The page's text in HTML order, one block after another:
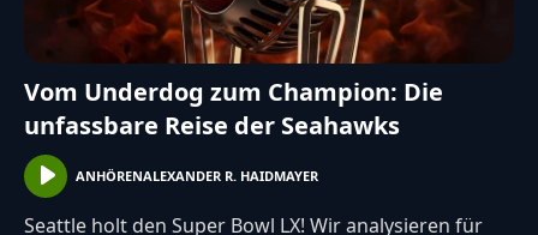
Vom Underdog zum Champion: Die
unfassbare Reise der Seahawks
ANHÖRENALEXANDER R. HAIDMAYER
Seattle holt den Super Bowl LX! Wir analysieren für